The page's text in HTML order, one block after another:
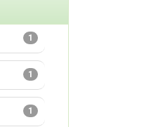
1
1
1